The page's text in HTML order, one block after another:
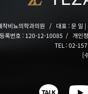
작비뇨의학과의원 / 대표 : 문 일
록번호 : 120-12-10085 / 개인
TEL : 02-
[